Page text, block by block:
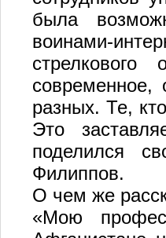
была
воинами-
современное,
разных. Те,
Это
поделился
Филиппов.
О чем же
«Мою